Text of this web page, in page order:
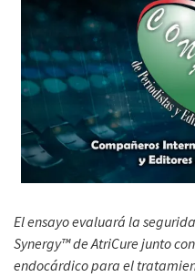
El ensayo evaluará la
Synergy™ de AtriCure junto
endocárdico para el